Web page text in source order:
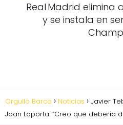
Real Madrid elimina
y se instala en
Orgullo Barca Noticias
Javier
Joan Laporta: “Creo que debería